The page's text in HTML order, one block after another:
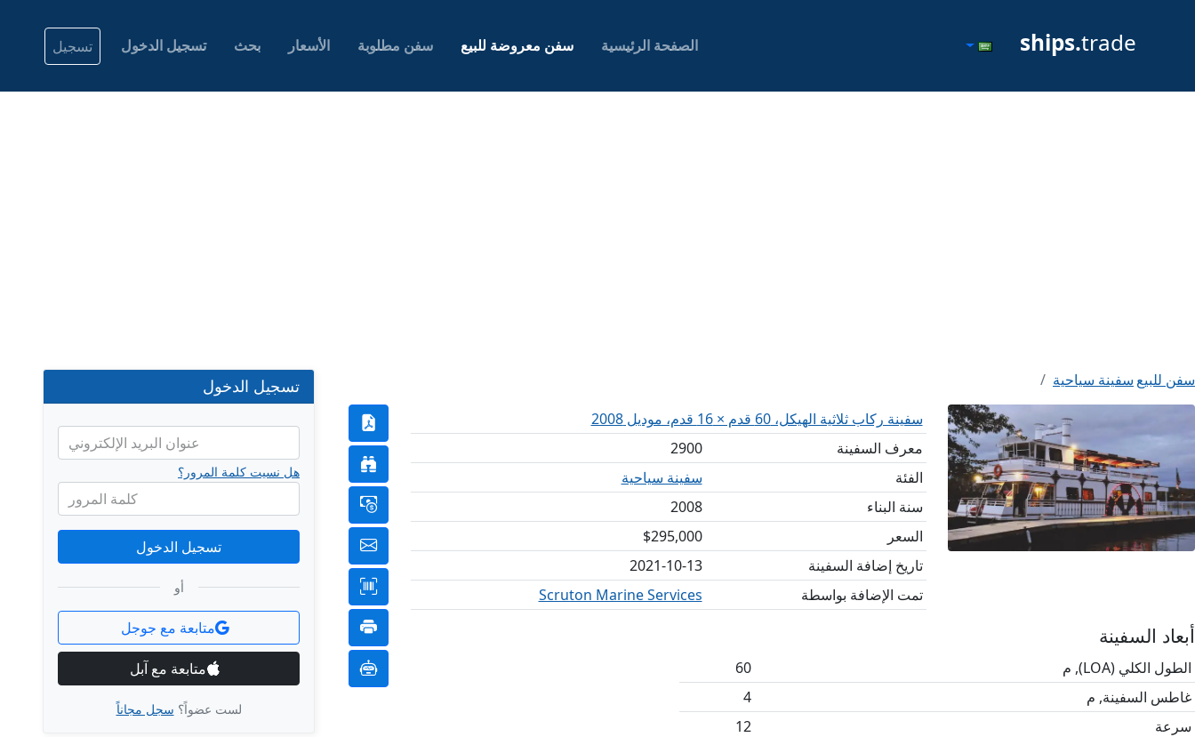
ships.trade الصفحة الرئيسية سفن معروضة للبيع سفن مطلوبة الأسعار بحث تسجيل الدخول تسجيل
سفن للبيع سفينة سياحية
سفينة ركاب ثلاثية الهيكل، 60 قدم × 16 قدم، موديل 2008
معرف السفينة
2900
الفئة
سفينة سياحية
سنة البناء
2008
السعر
$295,000
تاريخ إضافة السفينة
2021-10-13
تمت الإضافة بواسطة
Scruton Marine Services
أبعاد السفينة
الطول الكلي (LOA), م
60
غاطس السفينة, م
4
سرعة
12
تسجيل الدخول
عنوان البريد الإلكتروني
كلمة المرور
هل نسيت كلمة المرور؟
تسجيل الدخول
أو
متابعة مع جوجل
متابعة مع آبل
لست عضواً؟ سجل مجاناً